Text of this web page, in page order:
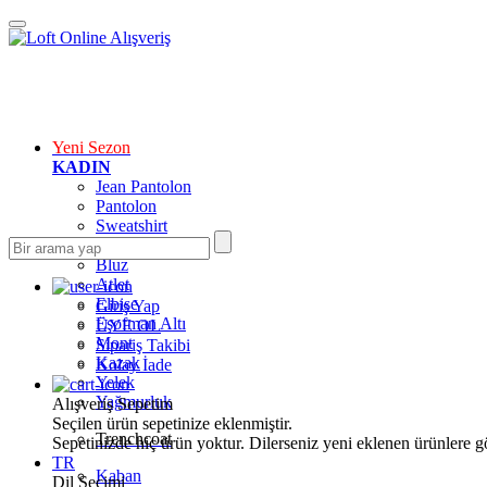
Yeni Sezon
KADIN
Jean Pantolon
Pantolon
Sweatshirt
Gömlek
Bluz
Atlet
Elbise
Eşofman Altı
Mont
Kazak
Yelek
Yağmurluk
Trenchcoat
Kaban
Giriş Yap
ÜYE OL
Sipariş Takibi
Kolay İade
Alışveriş Sepetim
Seçilen ürün sepetinize eklenmiştir.
Sepetinizde hiç ürün yoktur. Dilerseniz yeni eklenen ürünlere
TR
Dil Seçimi